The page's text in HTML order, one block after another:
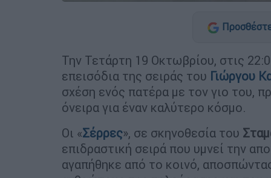
Την Τετάρτη 19 Οκτωβρίου, στις
επεισόδια της σειράς του Γιώργου
σχέση ενός πατέρα με τον γιο του,
όνειρα για έναν καλύτερο κόσμο.
Οι «Σέρρες», σε σκηνοθεσία του
επιδραστική σειρά που υμνεί την
αγαπήθηκε από το κοινό,